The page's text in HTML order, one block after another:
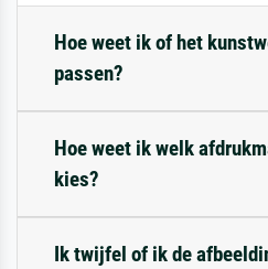
Hoe weet ik of het
passen?
Hoe weet ik welk
kies?
Ik twijfel of ik de